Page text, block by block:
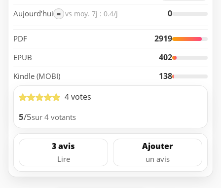
Aujourd’hui = vs moy. 7j : 0.4/j 0
PDF 2919
EPUB 402
Kindle (MOBI)
138
4 votes
5/5sur 4 votants
3 avis
Lire
Ajouter
un avis